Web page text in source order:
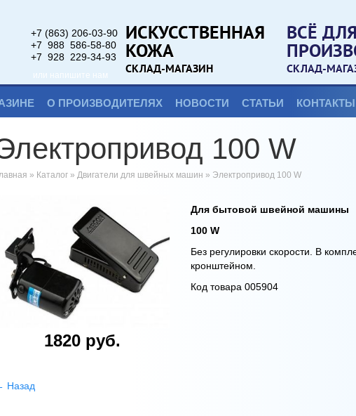
+7 (863) 206-03-90
+7 988 586-58-80
+7 928 229-34-93
или напишите нам
ИСКУССТВЕННАЯ
КОЖА
СКЛАД-МАГАЗИН
ВСЁ
СКЛАД-
О ПРОИЗВОДИТЕЛЯХ НОВОСТИ СТАТЬИ КОНТАКТЫ
100 W
» Каталог » Двигатели для швейных машин » Электропривод 100 W
1820 руб.
Для бытовой швейной машины
100 W
Без регулировки скорости. В
кронштейном.
Код товара 005904
Назад